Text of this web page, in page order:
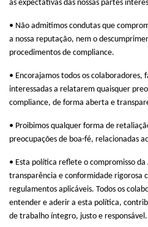
as expectativas das nossas partes
• Não admitimos condutas que
a nossa reputação, nem o
procedimentos de compliance.
• Encorajamos todos os colaboradores,
interessadas a relatarem quaisquer
compliance, de forma aberta e
• Proibimos qualquer forma de
preocupações de boa-fé, relacionadas
• Esta política reflete o compromisso da
transparência e conformidade rigorosa
regulamentos aplicáveis. Todos os
entender e aderir a esta política,
de trabalho íntegro, justo e responsável.